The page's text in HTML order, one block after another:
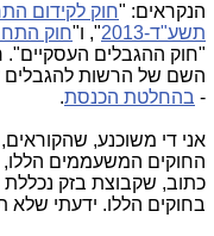
הנקראים: "חוק לקידום
תשע"ד-2013
", ו"חוק
"חוק ההגבלים
השם של הרשות להגבלים
- בהחלטת הכנסת.
אני די משוכנע,
כתוב, שקבוצת בזק
בחוקים הללו. ידעתי שלא